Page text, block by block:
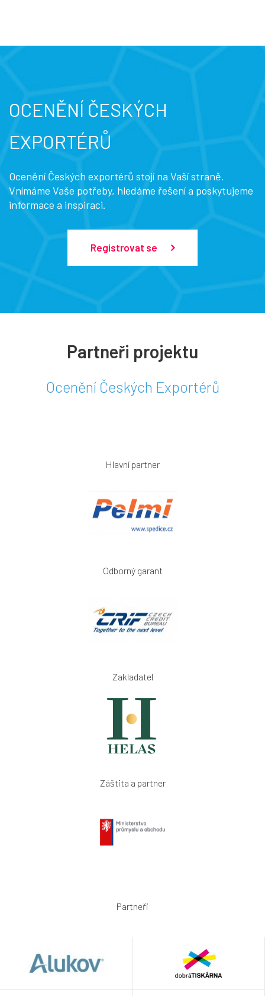
OCENĚNÍ ČESKÝCH
EXPORTÉRŮ
Ocenění Českých exportérů stojí na Vaší straně.
Vnímáme Vaše potřeby, hledáme řešení a poskytujeme
informace a inspiraci.
Registrovat se
Partneři projektu
Ocenění Českých Exportérů
Hlavní partner
Odborný garant
Zakladatel
Záštita a partner
Partneři